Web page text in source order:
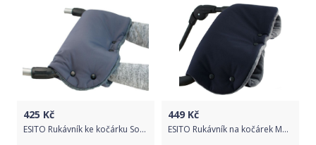
425 Kč
ESITO Rukávník ke kočárku Softshell, Barva tmavě šedá / šedá, Velikost 45 x 53 cm
449 Kč
ESITO Rukávník na kočárek Magna softshell, Barva tmavě šedá / šedá, Velikost 45 x 53 cm